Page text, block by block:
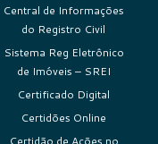
Central de Informações
do Registro Civil
Sistema Reg Eletrônico
de Imóveis – SREI
Certificado Digital
Certidões Online
Certidão de Ações no